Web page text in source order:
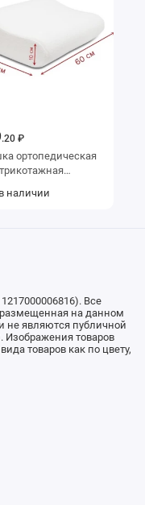
.20 ₽
наличии
Все
на данном
не являются публичной
Изображения товаров
товаров как по цвету,